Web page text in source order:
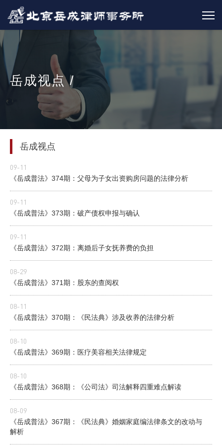
岳成视点 /
岳成视点
09-11
《岳成普法》374期：父母为子女出资购房问题的法律分析
09-11
《岳成普法》373期：破产债权申报与确认
09-11
《岳成普法》372期：离婚后子女抚养费的负担
08-29
《岳成普法》371期：股东的查阅权
08-11
《岳成普法》370期：《民法典》涉及收养的法律分析
08-10
《岳成普法》369期：医疗美容相关法律规定
08-10
《岳成普法》368期：《公司法》司法解释四重难点解读
08-09
《岳成普法》367期：《民法典》婚姻家庭编法律条文的改动与
解析